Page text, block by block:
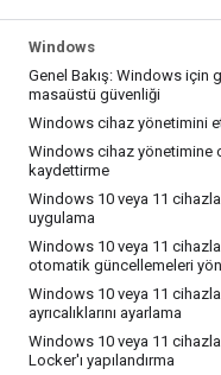
Windows
Genel Bakış: Windows için
masaüstü güvenliği
Windows cihaz yönetimini
Windows cihaz yönetimine
kaydettirme
Windows 10 veya 11
uygulama
Windows 10 veya 11
otomatik güncellemeleri
Windows 10 veya 11
ayrıcalıklarını ayarlama
Windows 10 veya 11
Locker'ı yapılandırma